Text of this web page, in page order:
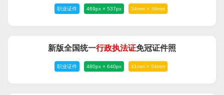
职业证件 469px × 537px 34mm × 39mm
新版全国统一行政执法证免冠证件照
职业证件 480px × 640px 41mm × 54mm